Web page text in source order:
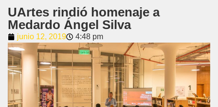
UArtes rindió homenaje a
Medardo Ángel Silva
junio 12, 2019 4:48 pm